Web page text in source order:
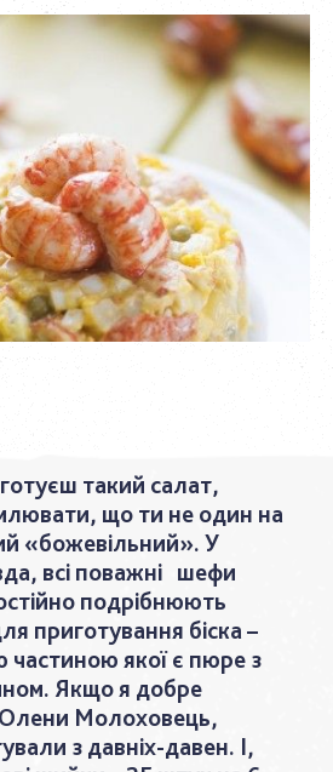
такий салат,
що ти не один на
«божевільний». У
всі поважні шефи
подрібнюють
приготування біска –
частиною якої є пюре з
Якщо я добре
Олени Молоховець,
з давніх-давен. І,